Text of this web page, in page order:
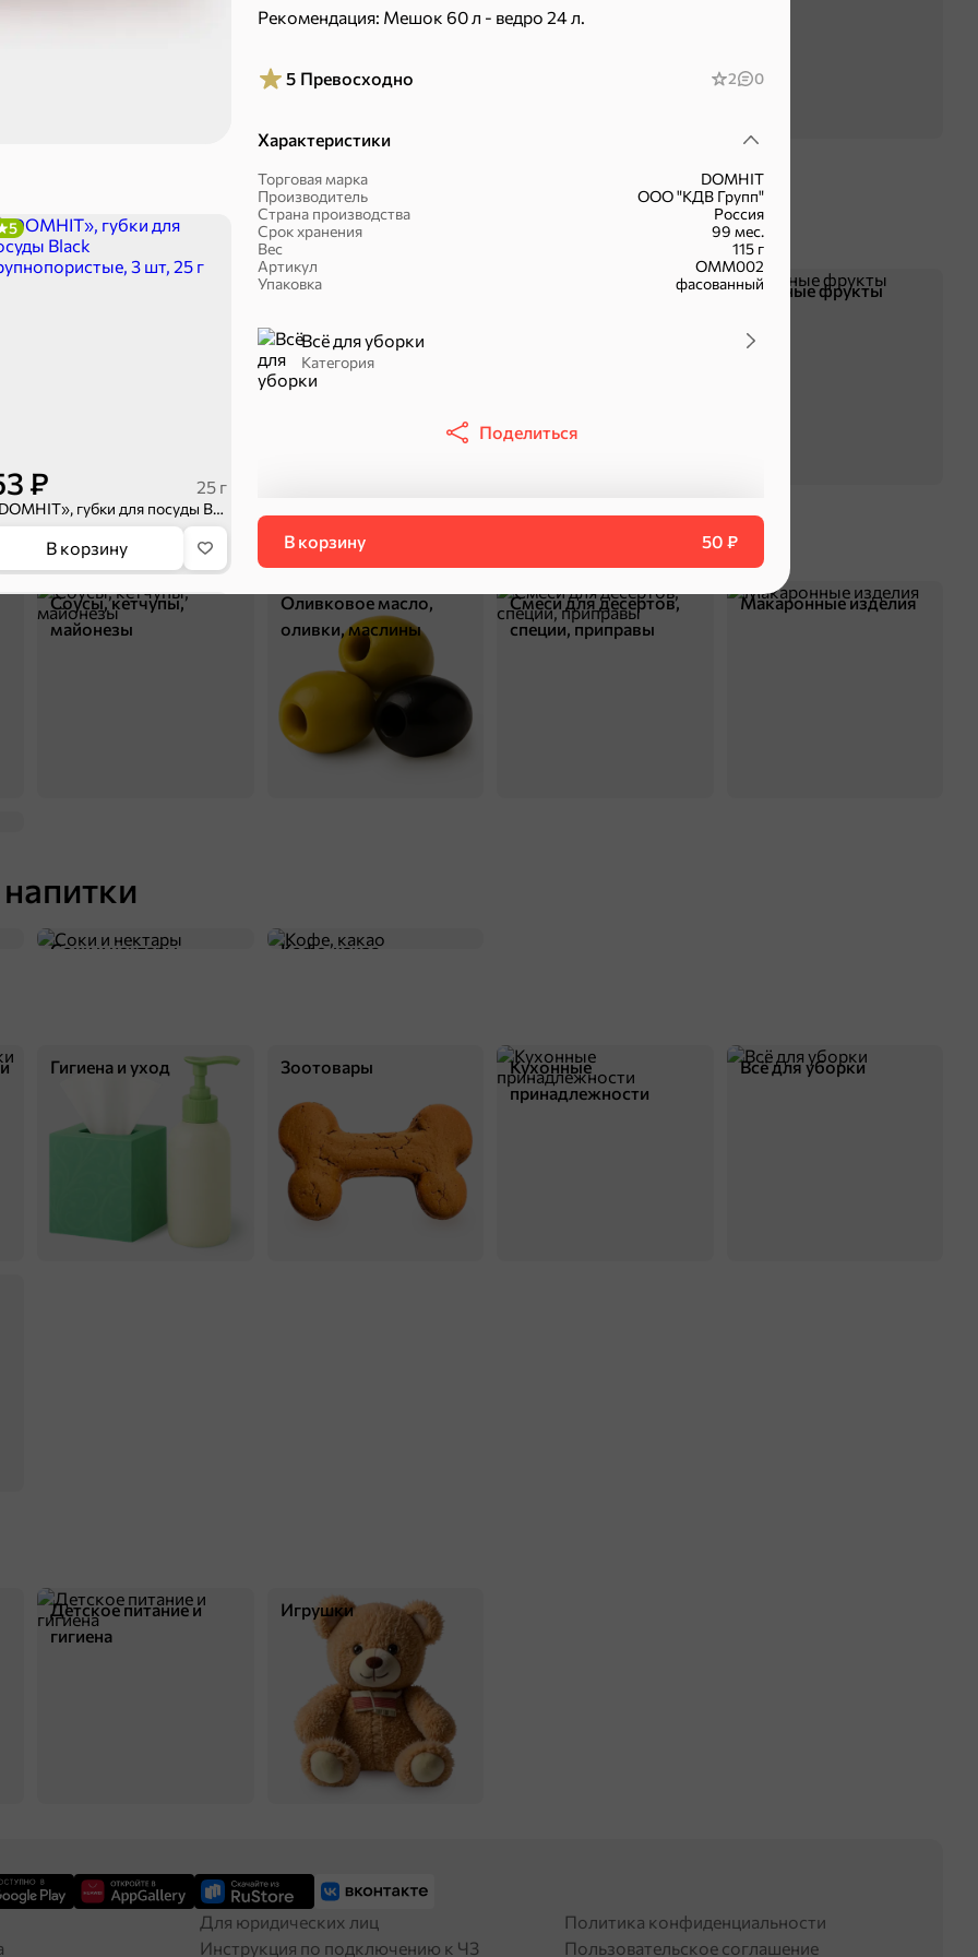
₽ 25 г
«DOMHIT», губки для посуды Black крупнопористые, 3 шт, 25 г
5
В корзину
В корзину
140 ₽ 420 г
Рекомендация: Мешок 60 л - ведро 24 л.
5 Превосходно 2 0
Характеристики
Торговая марка
DOMHIT
Производитель
ООО "КДВ Групп"
Страна производства
Россия
Срок хранения
99 мес.
Вес
115 г
Артикул
ОММ002
Упаковка
фасованный
Всё для уборки
Категория
Поделиться
В корзину 50 ₽
Орехи, мясо, рыба Сушеные фрукты
Соусы, кетчупы,
майонезы
Оливковое масло,
оливки, маслины
Смеси для десертов,
специи, приправы
Макаронные изделия
Соки и нектары Кофе, какао
Гигиена и уход Зоотовары
Кухонные
принадлежности
Всё для уборки
Детское питание и
гигиена
Игрушки
Для юридических лиц
Инструкция по подключению к ЧЗ
Политика конфиденциальности
Пользовательское соглашение